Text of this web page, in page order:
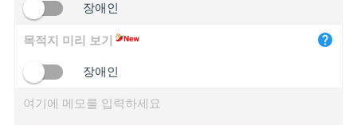
장애인
목적지 미리 보기
장애인
여기에 메모를 입력하세요